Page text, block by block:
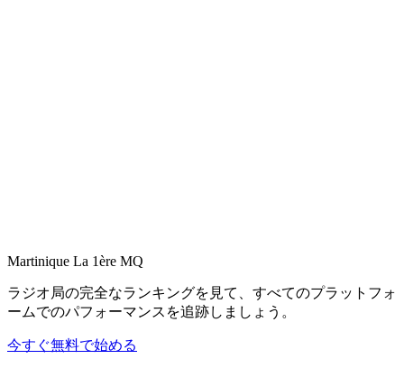
Martinique La 1ère MQ
ラジオ局の完全なランキングを見て、すべてのプラットフォ
ームでのパフォーマンスを追跡しましょう。
今すぐ無料で始める